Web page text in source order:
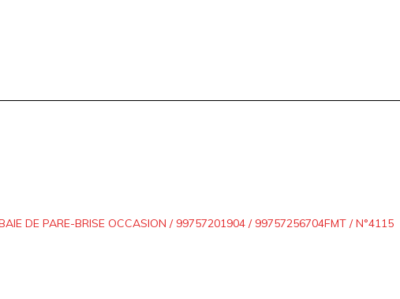
DE PARE-BRISE OCCASION / 99757201904 / 99757256704FMT / N°4115